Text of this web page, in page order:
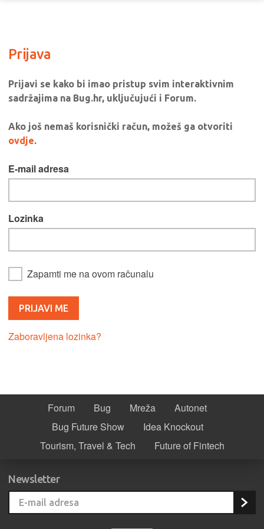
Prijava
Prijavi se kako bi imao pristup svim interaktivnim
sadržajima na Bug.hr, uključujući i Forum.
Ako još nemaš korisnički račun, možeš ga otvoriti
ovdje.
E-mail adresa
Lozinka
Zapamti me na ovom računalu
Zaboravljena lozinka?
Forum Bug Mreža
Autonet
Bug Future Show
Idea Knockout
Tourism, Travel & Tech
Future of Fintech
Newsletter